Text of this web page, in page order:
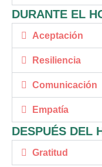
DURANTE EL
Aceptación
Resiliencia
Comunicación
Empatía
DESPUÉS DEL
Gratitud